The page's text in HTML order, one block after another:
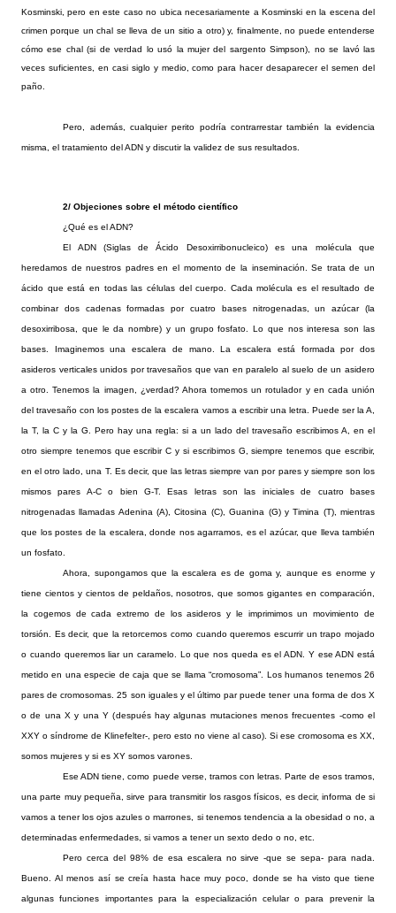
Kosminski, pero en este caso no ubica necesariamente a Kosminski en la escena del
crimen porque un chal se lleva de un sitio a otro) y, finalmente, no puede entenderse
cómo ese chal (si de verdad lo usó la mujer del sargento Simpson), no se lavó las
veces suficientes, en casi siglo y medio, como para hacer desaparecer el semen del
paño.
Pero, además, cualquier perito podría contrarrestar también la evidencia
misma, el tratamiento del ADN y discutir la validez de sus resultados.
2/ Objeciones sobre el método científico
¿Qué es el ADN?
El ADN (Siglas de Ácido Desoxirribonucleico) es una molécula que
heredamos de nuestros padres en el momento de la inseminación. Se trata de un
ácido que está en todas las células del cuerpo. Cada molécula es el resultado de
combinar dos cadenas formadas por cuatro bases nitrogenadas, un azúcar (la
desoxirribosa, que le da nombre) y un grupo fosfato. Lo que nos interesa son las
bases. Imaginemos una escalera de mano. La escalera está formada por dos
asideros verticales unidos por travesaños que van en paralelo al suelo de un asidero
a otro. Tenemos la imagen, ¿verdad? Ahora tomemos un rotulador y en cada unión
del travesaño con los postes de la escalera vamos a escribir una letra. Puede ser la A,
la T, la C y la G. Pero hay una regla: si a un lado del travesaño escribimos A, en el
otro siempre tenemos que escribir C y si escribimos G, siempre tenemos que escribir,
en el otro lado, una T. Es decir, que las letras siempre van por pares y siempre son los
mismos pares A-C o bien G-T. Esas letras son las iniciales de cuatro bases
nitrogenadas llamadas Adenina (A), Citosina (C), Guanina (G) y Timina (T), mientras
que los postes de la escalera, donde nos agarramos, es el azúcar, que lleva también
un fosfato.
Ahora, supongamos que la escalera es de goma y, aunque es enorme y
tiene cientos y cientos de peldaños, nosotros, que somos gigantes en comparación,
la cogemos de cada extremo de los asideros y le imprimimos un movimiento de
torsión. Es decir, que la retorcemos como cuando queremos escurrir un trapo mojado
o cuando queremos liar un caramelo. Lo que nos queda es el ADN. Y ese ADN está
metido en una especie de caja que se llama “cromosoma”. Los humanos tenemos 26
pares de cromosomas. 25 son iguales y el último par puede tener una forma de dos X
o de una X y una Y (después hay algunas mutaciones menos frecuentes -como el
XXY o síndrome de Klinefelter-, pero esto no viene al caso). Si ese cromosoma es XX,
somos mujeres y si es XY somos varones.
Ese ADN tiene, como puede verse, tramos con letras. Parte de esos tramos,
una parte muy pequeña, sirve para transmitir los rasgos físicos, es decir, informa de si
vamos a tener los ojos azules o marrones, si tenemos tendencia a la obesidad o no, a
determinadas enfermedades, si vamos a tener un sexto dedo o no, etc.
Pero cerca del 98% de esa escalera no sirve -que se sepa- para nada.
Bueno. Al menos así se creía hasta hace muy poco, donde se ha visto que tiene
algunas funciones importantes para la especialización celular o para prevenir la